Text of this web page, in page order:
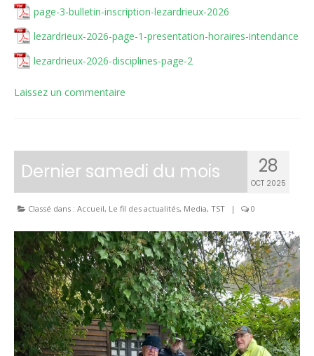
Les catégories d’âges FFTIR
ÉVÈNEMENTS
Compétitions
Ball-Trap
CONTACT
page-3-bulletin-inscription-lezardrieux-2026
lezardrieux-2026-page-1-presentation-horaires-intendance
lezardrieux-2026-disciplines-page-2
Laissez un commentaire
28
OCT 2025
Dernier samedi du mois
Classé dans : Accueil, Le fil des actualités, Media, TST | 0